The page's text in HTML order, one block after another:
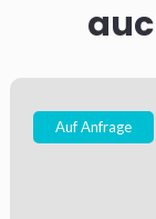
Auf Anfrage